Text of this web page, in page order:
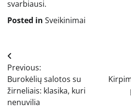
svarbiausi.
Posted in Sveikinimai
Navigacija
tarp
įrašų
Previous:
Burokėlių salotos su
žirneliais: klasika, kuri
nenuvilia